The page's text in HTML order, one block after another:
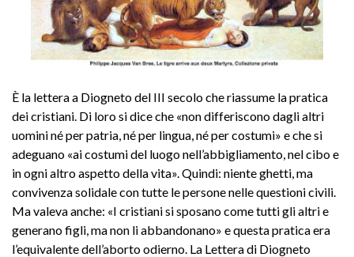
È la lettera a Diogneto del III secolo che riassume la pratica
dei cristiani. Di loro si dice che «non differiscono dagli altri
uomini né per patria, né per lingua, né per costumi» e che si
adeguano «ai costumi del luogo nell’abbigliamento, nel cibo e
in ogni altro aspetto della vita». Quindi: niente ghetti, ma
convivenza solidale con tutte le persone nelle questioni civili.
Ma valeva anche: «I cristiani si sposano come tutti gli altri e
generano figli, ma non li abbandonano» e questa pratica era
l’equivalente dell’aborto odierno. La Lettera di Diogneto